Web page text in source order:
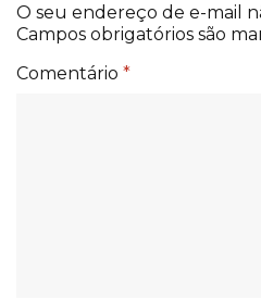
O seu endereço de e-mail
Campos obrigatórios são
Comentário *